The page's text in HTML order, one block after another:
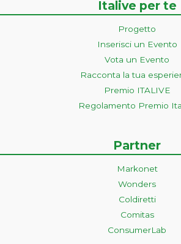
Italive per te
Progetto
Inserisci un Evento
Vota un Evento
Racconta la tua
Premio ITALIVE
Regolamento Premio
Partner
Markonet
Wonders
Coldiretti
Comitas
ConsumerLab